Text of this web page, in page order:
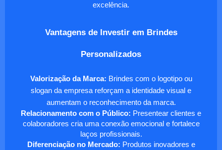
excelência.
Vantagens de Investir em Brindes
Personalizados
Valorização da Marca: Brindes com o logotipo ou
slogan da empresa reforçam a identidade visual e
aumentam o reconhecimento da marca.
Relacionamento com o Público: Presentear clientes e
colaboradores cria uma conexão emocional e fortalece
laços profissionais.
Diferenciação no Mercado: Produtos inovadores e